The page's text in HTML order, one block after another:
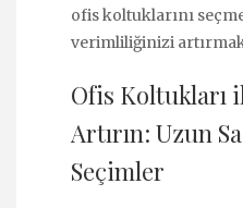
ofis koltuklarını
verimliliğinizi
Ofis Koltukları
Artırın: Uzun
Seçimler